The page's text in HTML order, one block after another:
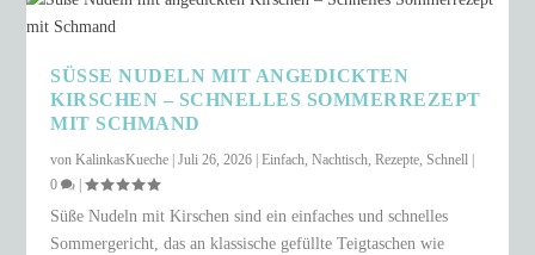
SÜSSE NUDELN MIT ANGEDICKTEN K
IRSCHEN – SCHNELLES SOMMERREZEPT M
IT SCHMAND
vonKalinkasKueche |Juli 26, 2026 |Einfach,Nachtisch,Rezepte,Schnell
0
|
Süße Nudeln mit Kirschen sind ein einfaches und schnelles
Sommergericht, das an klassische gefüllte Teigtaschen wie